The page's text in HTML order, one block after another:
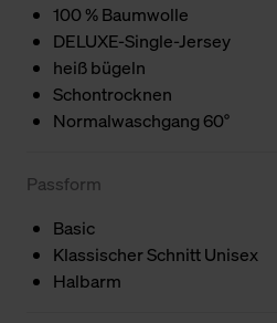
100 % Baumwolle
DELUXE-Single-Jersey
heiß bügeln
Schontrocknen
Normalwaschgang 60°
Passform
Basic
Klassischer Schnitt Unisex
Halbarm